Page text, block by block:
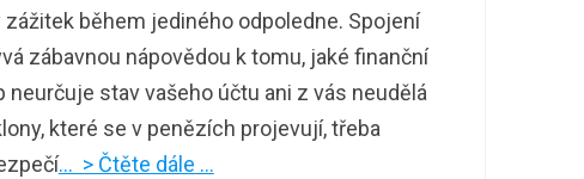
během jediného odpoledne. Spojení
zábavnou nápovědou k tomu, jaké finanční
stav vašeho účtu ani z vás neudělá
které se v penězích projevují, třeba
… > Čtěte dále …